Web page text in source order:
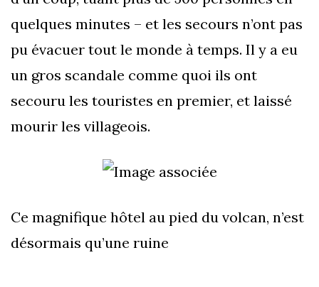
quelques minutes – et les secours n’ont pas
pu évacuer tout le monde à temps. Il y a eu
un gros scandale comme quoi ils ont
secouru les touristes en premier, et laissé
mourir les villageois.
Ce magnifique hôtel au pied du volcan, n’est
désormais qu’une ruine